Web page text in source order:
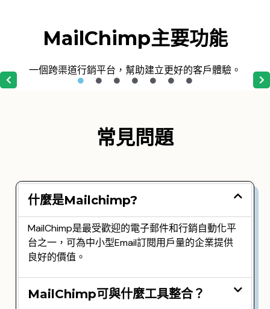
MailChimp主要功能
一個跨渠道行銷平台，幫助建立更好的客戶體驗。
常見問題
什麼是Mailchimp?
MailChimp是最受歡迎的電子郵件和行銷自動化平
台之一，可為中小型Email訂閱用戶量的企業提供
良好的價值。
MailChimp可與什麼工具整合？